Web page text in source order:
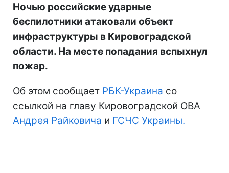
Ночью российские ударные
беспилотники атаковали объект
инфраструктуры в Кировоградской
области. На месте попадания вспыхнул
пожар.
Об этом сообщает РБК-Украина со
ссылкой на главу Кировоградской ОВА
Андрея Райковича и ГСЧС Украины.